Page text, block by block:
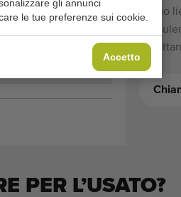
gli annunci
le tue preferenze sui cookie.
Accetto
Siamo
PER L’USATO?